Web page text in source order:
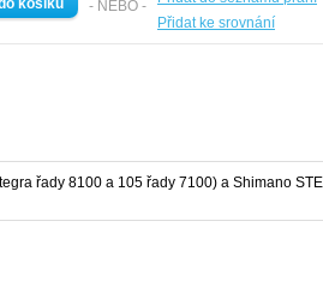
- NEBO -
Přidat ke srovnání
řady 8100 a 105 řady 7100) a Shimano